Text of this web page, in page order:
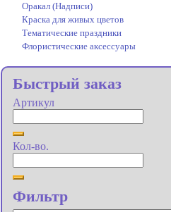
Оракал (Надписи)
Краска для живых цветов
Тематические праздники
Флористические аксессуары
Быстрый заказ
Артикул
Кол-во.
Фильтр